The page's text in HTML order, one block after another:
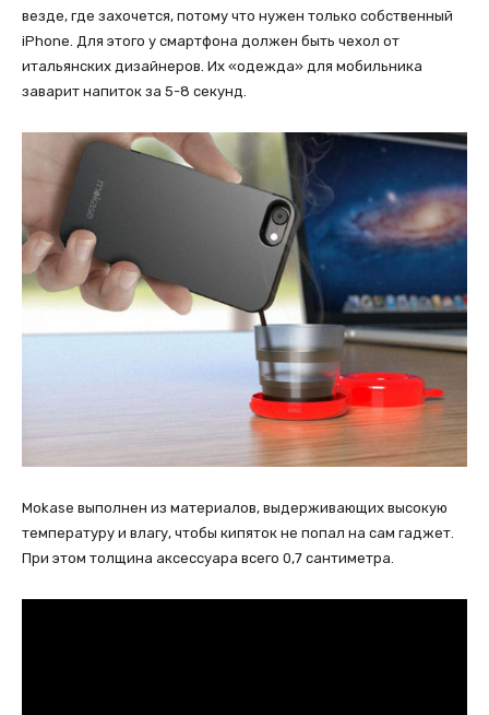
везде, где захочется, потому что нужен только собственный
iPhone. Для этого у смартфона должен быть чехол от
итальянских дизайнеров. Их «одежда» для мобильника
заварит напиток за 5-8 секунд.
Mokase выполнен из материалов, выдерживающих высокую
температуру и влагу, чтобы кипяток не попал на сам гаджет.
При этом толщина аксессуара всего 0,7 сантиметра.